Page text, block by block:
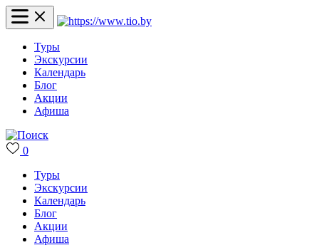
Туры
Экскурсии
Календарь
Блог
Акции
Афиша
0
Туры
Экскурсии
Календарь
Блог
Акции
Афиша